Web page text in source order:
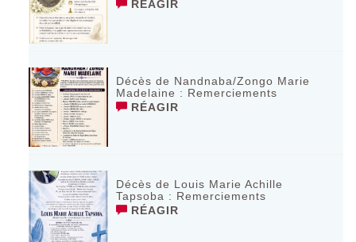
RÉAGIR
Décès de Nandnaba/Zongo Marie
Madelaine : Remerciements
RÉAGIR
Décès de Louis Marie Achille
Tapsoba : Remerciements
RÉAGIR